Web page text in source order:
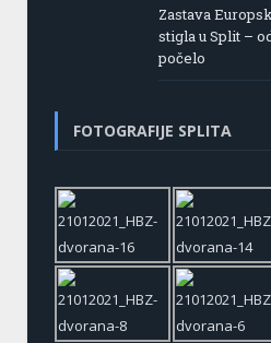
Zastava
stigla u Split –
počelo
FOTOGRAFIJE SPLITA